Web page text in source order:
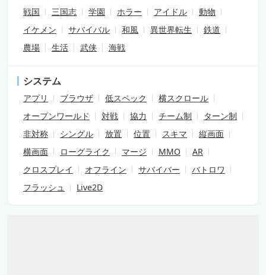
戦国
三国志 学園 ホラー アイドル
動物
イケメン
サバイバル 和風 異世界転生
鉄道
農場
生活 武侠 海戦
システム
アプリ ブラウザ 低スペック
横スクロール
オープンワールド
対戦 協力 チーム制
ターン制
非対称
シングル 放置 位置 スキマ
縦画面
横画面
ローグライク マージ MMO
AR
クロスプレイ
オフライン サバイバー
バトロワ
フラッシュ
Live2D